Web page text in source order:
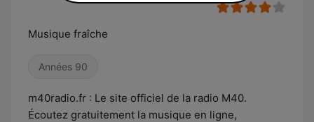
Musique fraîche
Années 90
m40radio.fr : Le site officiel de la radio M40.
Écoutez gratuitement la musique en ligne,